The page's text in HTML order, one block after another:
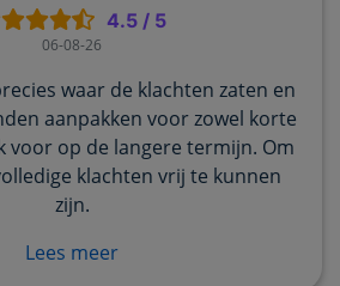
4.5/ 5
06-08-26
waar de klachten zaten en
aanpakken voor zowel korte
voor op de langere termijn. Om
klachten vrij te kunnen
zijn.
Lees meer